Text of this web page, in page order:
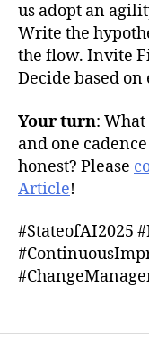
us adopt an
Write the
the flow. Invite
Decide based
Your turn:
and one
honest? Please
Article!
#StateofAI2025